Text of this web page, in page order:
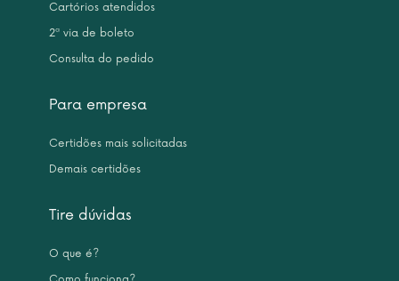
Cartórios atendidos
2ª via de boleto
Consulta do pedido
Para empresa
Certidões mais solicitadas
Demais certidões
Tire dúvidas
O que é?